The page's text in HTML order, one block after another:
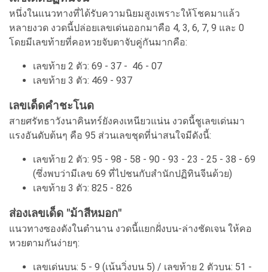
หนึ่งในแนวทางที่ได้รับความนิยมสูงเพราะให้โชคมาแล้ว
หลายงวด งวดนี้ปล่อยเลขเด่นออกมาคือ 4, 3, 6, 7, 9 และ 0
โดยมีเลขท้ายที่คอหวยจับตาจับคู่กันมากคือ:
เลขท้าย 2 ตัว: 69 - 37 - 46 - 07
เลขท้าย 3 ตัว: 469 - 937
เลขเด็ดคำชะโนด
สายศรัทธาวังนาคินทร์ยังคงเหนียวแน่น งวดนี้ชูเลขเด่นมา
แรงอันดับต้นๆ คือ 95 ส่วนเลขชุดที่น่าสนใจมีดังนี้:
เลขท้าย 2 ตัว: 95 - 98 - 58 - 90 - 93 - 23 - 25 - 38 - 69
(ซึ่งพบว่ามีเลข 69 ที่ไปชนกับสำนักปฏิทินจีนด้วย)
เลขท้าย 3 ตัว: 825 - 826
ส่องเลขเด็ด "ม้าสีหมอก"
แนวทางซองดังในตำนาน งวดนี้แยกฝั่งบน-ล่างชัดเจน ให้คอ
หวยตามกันง่ายๆ:
เลขเด่นบน: 5 - 9 (เน้นวิ่งบน 5) / เลขท้าย 2 ตัวบน: 51 -